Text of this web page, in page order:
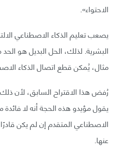
الاحتواء».
يصعب تعليم الذكاء الاصطناعي
البشرية. لذلك، الحل البديل هو
مثال، يُمكن قطع اتصال الذكاء
رُفض هذا الاقتراح السابق، لأن
يقول مؤيدو هذه الحجة أنه لا
الاصطناعي المتقدم إن لم يكن
عنها.